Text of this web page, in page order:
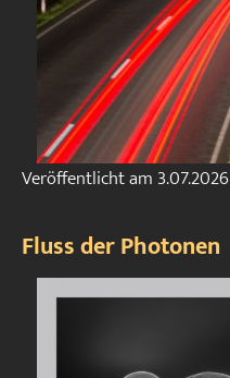
Veröffentlicht am3.07.2026
Fluss der Photonen